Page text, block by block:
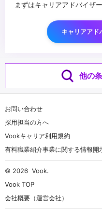
まずはキャリアアドバイザ
キャリアアド
他の
お問い合わせ
採用担当の方へ
Vookキャリア利用規約
有料職業紹介事業に関する情報開
© 2026 Vook.
Vook TOP
会社概要（運営会社）